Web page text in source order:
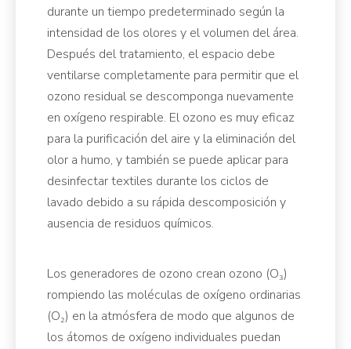
durante un tiempo predeterminado según la
intensidad de los olores y el volumen del área.
Después del tratamiento, el espacio debe
ventilarse completamente para permitir que el
ozono residual se descomponga nuevamente
en oxígeno respirable. El ozono es muy eficaz
para la purificación del aire y la eliminación del
olor a humo, y también se puede aplicar para
desinfectar textiles durante los ciclos de
lavado debido a su rápida descomposición y
ausencia de residuos químicos.
Los generadores de ozono crean ozono (O₃)
rompiendo las moléculas de oxígeno ordinarias
(O₂) en la atmósfera de modo que algunos de
los átomos de oxígeno individuales puedan